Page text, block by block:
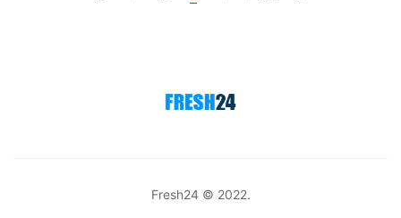
Fresh24 © 2022.